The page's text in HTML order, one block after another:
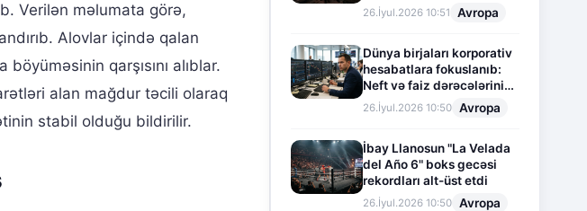
Verilən məlumata görə,
Alovlar içində qalan
qarşısını alıblar.
alan mağdur təcili olaraq
stabil olduğu bildirilir.
26.İyul.2026 10:51 Avropa
Dünya birjaları korporativ
hesabatlara fokuslanıb:
Neft və faiz dərəcələrinin
təsiri altında cari vəziyyət
26.İyul.2026 10:50 Avropa
İbay Llanosun "La Velada
del Año 6" boks gecəsi
rekordları alt-üst etdi
26.İyul.2026 10:50 Avropa